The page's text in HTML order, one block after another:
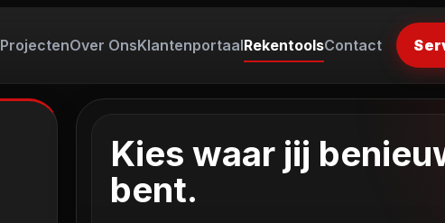
ProjectenOver OnsKlantenportaalRekentoolsContact
Kies waar jij
bent.